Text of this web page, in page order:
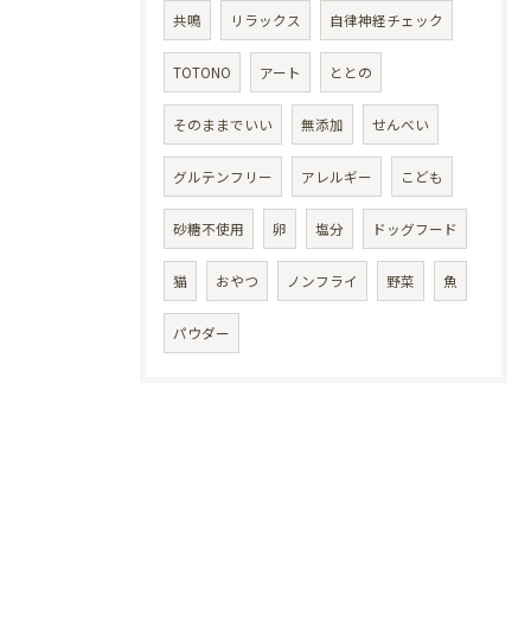
共鳴 リラックス 自律神経チェック
TOTONO アート ととの
そのままでいい 無添加 せんべい
グルテンフリー アレルギー こども
砂糖不使用 卵 塩分 ドッグフード
猫 おやつ ノンフライ 野菜 魚
パウダー